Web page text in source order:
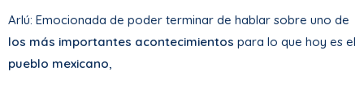
Arlú: Emocionada de poder terminar de hablar sobre uno de
los más importantes acontecimientos para lo que hoy es el
pueblo mexicano,